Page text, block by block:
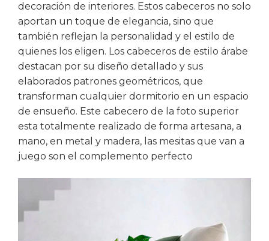
decoración de interiores. Estos cabeceros no solo
aportan un toque de elegancia, sino que
también reflejan la personalidad y el estilo de
quienes los eligen. Los cabeceros de estilo árabe
destacan por su diseño detallado y sus
elaborados patrones geométricos, que
transforman cualquier dormitorio en un espacio
de ensueño. Este cabecero de la foto superior
esta totalmente realizado de forma artesana, a
mano, en metal y madera, las mesitas que van a
juego son el complemento perfecto